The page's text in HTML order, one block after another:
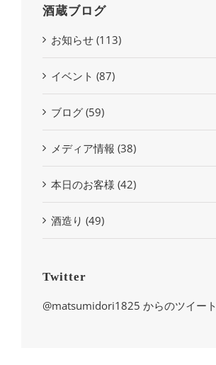
酒蔵ブログ
お知らせ (113)
イベント (87)
ブログ (59)
メディア情報 (38)
本日のお客様 (42)
酒造り (49)
Twitter
@matsumidori1825 からのツイート